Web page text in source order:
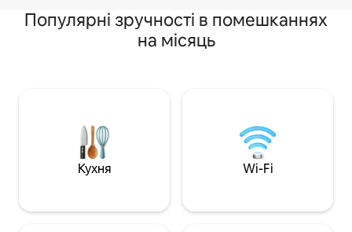
Популярні зручності в помешканнях
на місяць
Кухня Wi-Fi